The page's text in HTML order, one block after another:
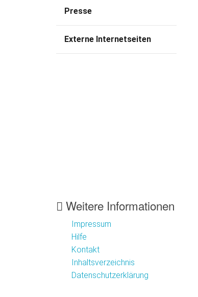
Presse
Externe Internetseiten
Weitere Informationen
Impressum
Hilfe
Kontakt
Inhaltsverzeichnis
Datenschutzerklärung